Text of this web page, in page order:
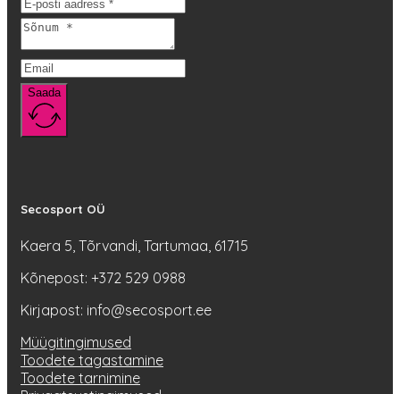
Saada
Secosport OÜ
Kaera 5, Tõrvandi, Tartumaa, 61715
Kõnepost: +372 529 0988
Kirjapost: info@secosport.ee
Müügitingimused
Toodete tagastamine
Toodete tarnimine